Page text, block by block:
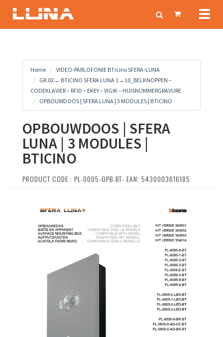
Home
VIDEO-PARLOFONIE BTicino SFERA-LUNA
GR.02→ BTICINO SFERA LUNA 1→10_BELKNOPPEN –
CODEKLAVIER – RFID – EKEY – VIGIK – HUISNUMMERGRAVURE
OPBOUWDOOS | SFERA LUNA | 3 MODULES | BTICINO
OPBOUWDOOS | SFERA
LUNA | 3 MODULES |
BTICINO
PRODUCT CODE : PL-0005-OPB-BT- EAN: 5430003616185